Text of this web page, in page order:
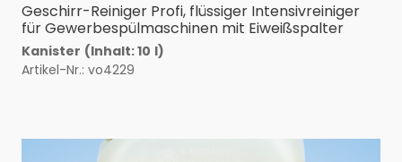
Geschirr-Reiniger Profi, flüssiger Intensivreiniger
für Gewerbespülmaschinen mit Eiweißspalter
Kanister (Inhalt: 10 l)
Artikel-Nr.: vo4229